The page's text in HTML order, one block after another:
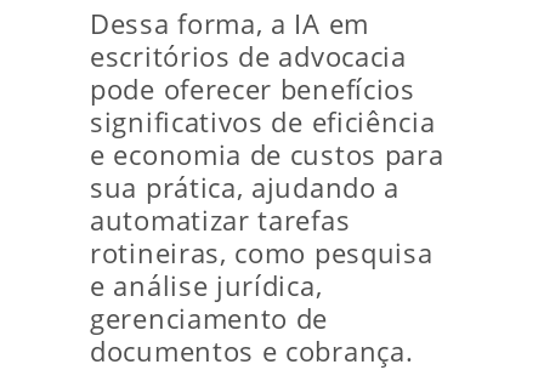
Dessa forma, a IA em
escritórios de advocacia
pode oferecer benefícios
significativos de eficiência
e economia de custos para
sua prática, ajudando a
automatizar tarefas
rotineiras, como pesquisa
e análise jurídica,
gerenciamento de
documentos e cobrança.